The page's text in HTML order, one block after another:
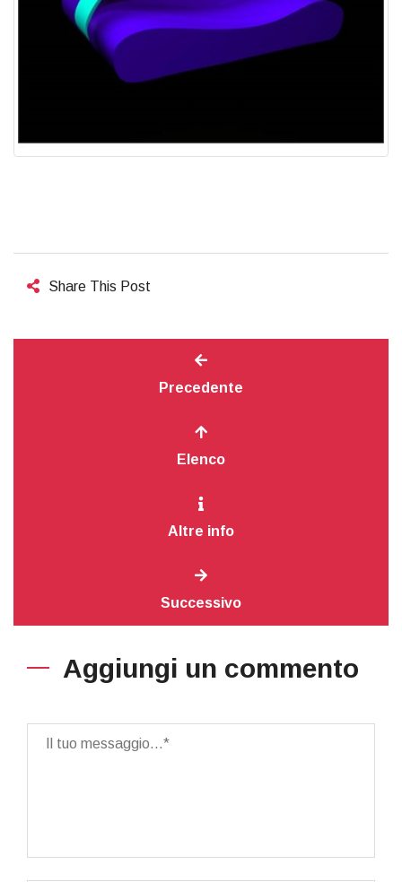
Share This Post
Precedente
Elenco
Altre info
Successivo
Aggiungi un commento